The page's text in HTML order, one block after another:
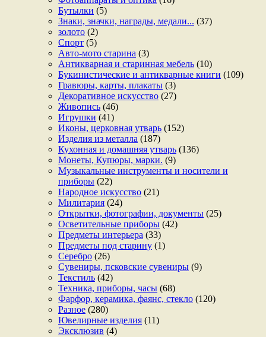
Бутылки (5)
Знаки, значки, награды, медали... (37)
золото (2)
Спорт (5)
Авто-мото старина (3)
Антикварная и старинная мебель (10)
Букинистические и антикварные книги (109)
Гравюры, карты, плакаты (3)
Декоративное искусство (27)
Живопись (46)
Игрушки (41)
Иконы, церковная утварь (152)
Изделия из металла (187)
Кухонная и домашняя утварь (136)
Монеты, Купюры, марки. (9)
Музыкальные инструменты и носители и
приборы (22)
Народное искусство (21)
Милитария (24)
Открытки, фотографии, документы (25)
Осветительные приборы (42)
Предметы интерьера (33)
Предметы под старину (1)
Серебро (26)
Сувениры, псковские сувениры (9)
Текстиль (42)
Техника, приборы, часы (68)
Фарфор, керамика, фаянс, стекло (120)
Разное (280)
Ювелирные изделия (11)
Эксклюзив (4)